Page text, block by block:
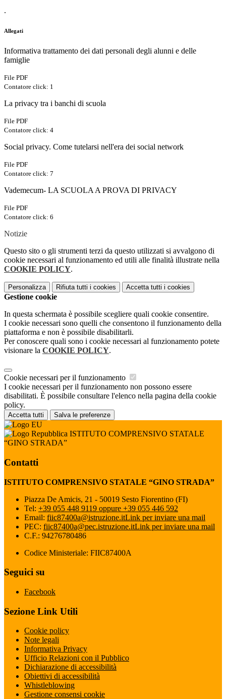
.
Allegati
Informativa trattamento dei dati personali degli alunni e delle
famiglie
File PDF
Contatore click: 1
La privacy tra i banchi di scuola
File PDF
Contatore click: 4
Social privacy. Come tutelarsi nell'era dei social network
File PDF
Contatore click: 7
Vademecum- LA SCUOLA A PROVA DI PRIVACY
File PDF
Contatore click: 6
Notizie
Questo sito o gli strumenti terzi da questo utilizzati si avvalgono di
cookie necessari al funzionamento ed utili alle finalità illustrate nella
COOKIE POLICY.
Personalizza Rifiuta tutti i cookies Accetta tutti i cookies
Gestione cookie
In questa schermata è possibile scegliere quali cookie consentire.
I cookie necessari sono quelli che consentono il funzionamento della
piattaforma e non è possibile disabilitarli.
Per conoscere quali sono i cookie necessari al funzionamento potete
visionare la COOKIE POLICY.
Cookie necessari per il funzionamento
I cookie necessari per il funzionamento non possono essere
disabilitati. È possibile consultare l'elenco nella pagina della cookie
policy.
Accetta tutti Salva le preferenze
ISTITUTO COMPRENSIVO STATALE
“GINO STRADA”
Contatti
ISTITUTO COMPRENSIVO STATALE “GINO STRADA”
Piazza De Amicis, 21 - 50019 Sesto Fiorentino (FI)
Tel: +39 055 448 9119 oppure +39 055 446 592
Email: fiic87400a@istruzione.itLink per inviare una mail
PEC: fiic87400a@pec.istruzione.itLink per inviare una mail
C.F.: 94276780486
Codice Ministeriale: FIIC87400A
Seguici su
Facebook
Sezione Link Utili
Cookie policy
Note legali
Informativa Privacy
Ufficio Relazioni con il Pubblico
Dichiarazione di accessibilità
Obiettivi di accessibilità
Whistleblowing
Gestione consensi cookie